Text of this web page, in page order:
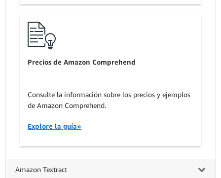
Precios de Amazon Comprehend
Consulte la información sobre los precios y ejemplos
de Amazon Comprehend.
Explore la guía»
Amazon Textract